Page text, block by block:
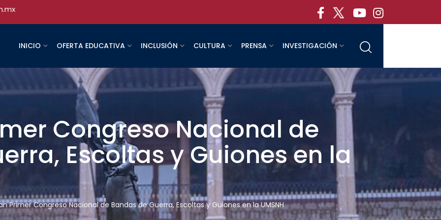
INICIO OFERTA EDUCATIVA INCLUSIÓN CULTURA PRENSA INVESTIGACIÓN
Congreso Nacional de
Escoltas y Guiones en la
Primer Congreso Nacional de Bandas de Guerra, Escoltas y Guiones en la UMSNH